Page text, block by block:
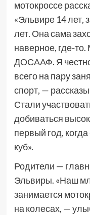
мотокроссе
«Эльвире 14 лет,
лет. Она сама
наверное, где-
ДОСААФ. Я
всего на пару
спорт, —
Стали
добиваться
первый год,
куб».
Родители —
Эльвиры. «Наш
занимается
на колесах, —